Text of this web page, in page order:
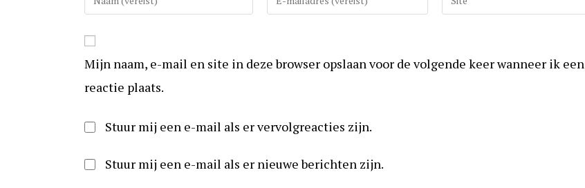
uw
in
om
te
uw
in
kunnen
reageren
uw
in
Mijn naam, e-mail en site in deze browser opslaan voor de volgende keer wanneer ik een
reactie plaats.
Stuur mij een e-mail als er vervolgreacties zijn.
Stuur mij een e-mail als er nieuwe berichten zijn.